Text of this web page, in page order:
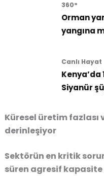
360°
Orman
yangına
Canlı Hayat
Kenya’da
Siyanür
Küresel üretim fazlası
derinleşiyor
Sektörün en kritik
süren agresif kapasite